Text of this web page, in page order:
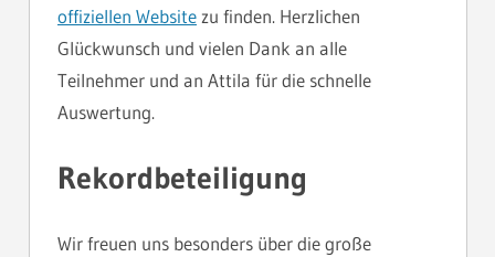
offiziellen Websitezu finden. Herzlichen
Glückwunsch und vielen Dank an alle
Teilnehmer und an Attila für die schnelle
Auswertung.
Rekordbeteiligung
Wir freuen uns besonders über die große